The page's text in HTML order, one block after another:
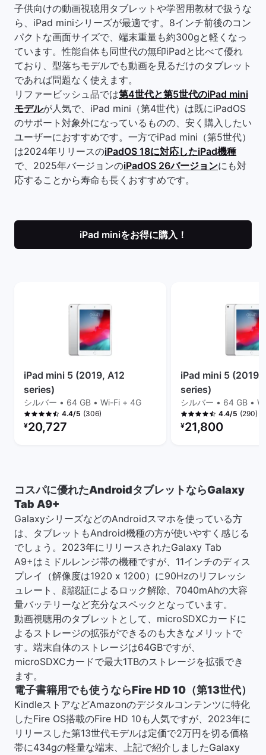
子供向けの動画視聴用タブレットや学習用教材で扱うな
ら、iPad miniシリーズが最適です。8インチ前後のコン
パクトな画面サイズで、端末重量も約300gと軽くなっ
ています。性能自体も同世代の無印iPadと比べて優れ
ており、型落ちモデルでも動画を見るだけのタブレット
であれば問題なく使えます。
リファービッシュ品では第4世代と第5世代のiPad mini
モデルが人気で、iPad mini（第4世代）は既にiPadOS
のサポート対象外になっているものの、安く購入したい
ユーザーにおすすめです。一方でiPad mini（第5世代）
は2024年リリースのiPadOS 18に対応したiPad機種
で、2025年バージョンのiPadOS 26バージョンにも対
応することから寿命も長くおすすめです。
iPad miniをお得に購入！
iPad mini 5 (2019, A12
series)
シルバー • 64 GB • Wi-Fi + 4G
4.4/5 (306)
リファービッシュ品の価格：
¥20,727
iPad mini 5 (2019,
series)
シルバー • 64 GB •
4.4/5 (290)
リファービッシュ品の
¥21,800
コスパに優れたAndroidタブレットならGalaxy
Tab A9+
GalaxyシリーズなどのAndroidスマホを使っている方
は、タブレットもAndroid機種の方が使いやすく感じる
でしょう。2023年にリリースされたGalaxy Tab
A9+はミドルレンジ帯の機種ですが、11インチのディス
プレイ（解像度は1920 x 1200）に90Hzのリフレッシ
ュレート、顔認証によるロック解除、7040mAhの大容
量バッテリーなど充分なスペックとなっています。
動画視聴用のタブレットとして、microSDXCカードに
よるストレージの拡張ができるのも大きなメリットで
す。端末自体のストレージは64GBですが、
microSDXCカードで最大1TBのストレージを拡張でき
ます。
電子書籍用でも使うならFire HD 10（第13世代）
KindleストアなどAmazonのデジタルコンテンツに特化
したFire OS搭載のFire HD 10も人気ですが、2023年に
リリースした第13世代モデルは定価で2万円を切る価格
帯に434gの軽量な端末、上記で紹介しましたGalaxy